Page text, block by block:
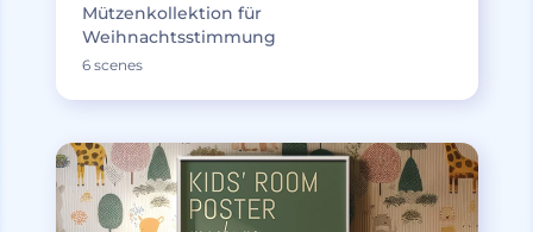
Mützenkollektion für
Weihnachtsstimmung
6 scenes